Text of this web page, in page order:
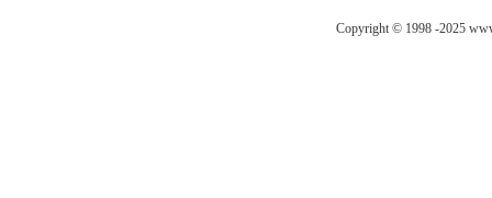
Copyright © 1998 -2025